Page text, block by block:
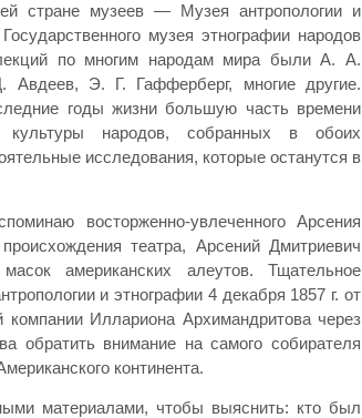
стране музеев — Музея антропологии и
музея этнографии народов
по многим народам мира были А. А.
Э. Г. Гафферберг, многие другие.
годы жизни большую часть времени
культуры народов, собранных в обоих
исследования, которые останутся в
восторженно-увлеченного Арсения
театра, Арсений Дмитриевич
американских алеутов. Тщательное
и этнографии 4 декабря 1857 г. от
компании Иллариона Архимандритова через
внимание на самого собирателя
континента.
материалами, чтобы выяснить: кто был